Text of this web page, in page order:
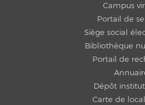
Campus
Portail de
Siège social
Bibliothèque
Portail de
Dépôt
Carte de